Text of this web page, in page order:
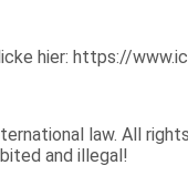
hier: https://
law. All
and illegal!